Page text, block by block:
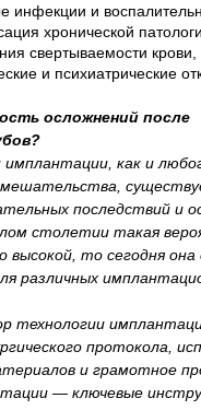
инфекции и
хронической
свертываемости крови,
и психиатрические
осложнений после
имплантации, как и
последствий и
столетии такая
высокой, то сегодня
различных
технологии
протокола,
и грамотное
— ключевые